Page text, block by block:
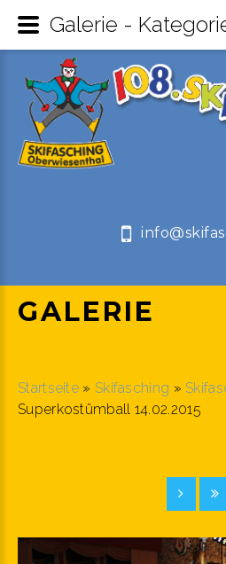
GALERIE
Startseite » Skifasching »
Superkostümball 14.02.2015